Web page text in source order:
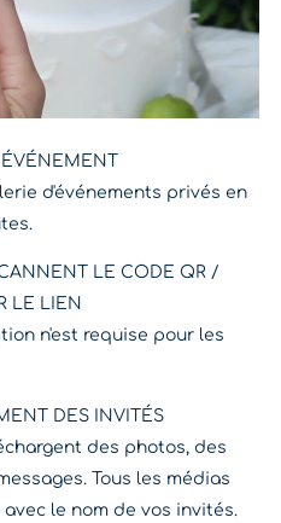
d'événements privés en
LE CODE QR /
LE LIEN
n'est requise pour les
DES INVITÉS
des photos, des
Tous les médias
le nom de vos invités.